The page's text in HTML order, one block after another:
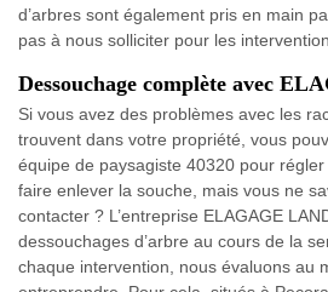
d’arbres sont également pris en main
pas à nous solliciter pour les
Dessouchage complète avec
Si vous avez des problèmes avec les
trouvent dans votre propriété, vous
équipe de paysagiste 40320 pour
faire enlever la souche, mais vous ne
contacter ? L’entreprise ELAGAGE
dessouchages d’arbre au cours de la
chaque intervention, nous évaluons au